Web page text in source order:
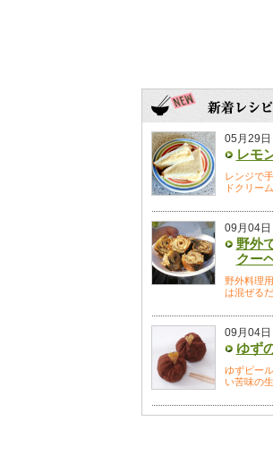
05月29日
レモ
レンジで
ドクリー
09月04日
野外
クー
野外料理
は混ぜる
09月04日
ゆず
ゆずピー
い苦味の